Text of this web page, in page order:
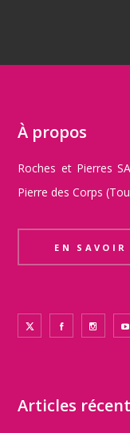
À propos
Roches et Pierres
Pierre des Corps
EN SAVOIR
Articles